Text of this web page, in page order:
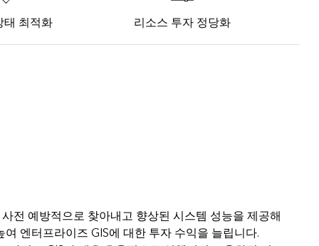
최적화 리소스 투자 정당화
전 예방적으로 찾아내고 향상된 시스템 성능을 제공해
엔터프라이즈 GIS에 대한 투자 수익을 늘립니다.